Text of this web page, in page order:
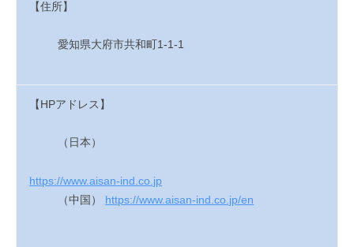
【住所】
愛知県大府市共和町 1-1-1
【HPアドレス】
（日本）
https://www.aisan-ind.co.jp
（中国） https://www.aisan-ind.co.jp/en